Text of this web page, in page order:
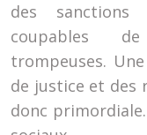
des sanctions
coupables
trompeuses.
de justice et des
donc